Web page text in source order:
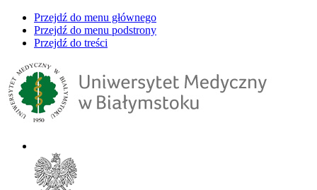
Przejdź do menu głównego
Przejdź do menu podstrony
Przejdź do treści